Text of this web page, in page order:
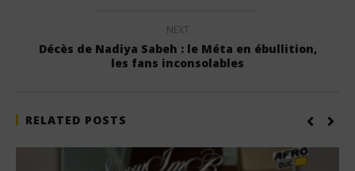
NEXT
Décès de Nadiya Sabeh : le Méta en ébullition,
les fans inconsolables
RELATED POSTS